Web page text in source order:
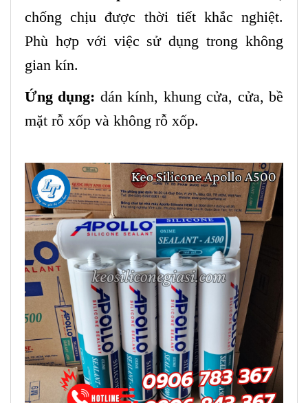
chống chịu được thời tiết khắc nghiệt.
Phù hợp với việc sử dụng trong không
gian kín.
Ứng dụng: dán kính, khung cửa, cửa, bề
mặt rỗ xốp và không rỗ xốp.